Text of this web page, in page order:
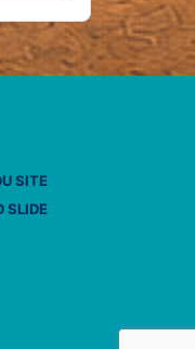
SITE
SLIDE